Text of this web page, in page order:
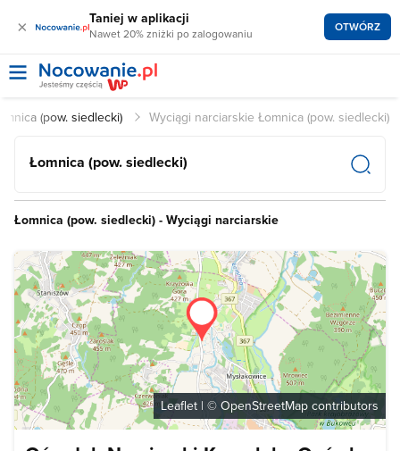
× Taniej w aplikacji
Nawet 20% zniżki po zalogowaniu OTWÓRZ
(pow. siedlecki) Wyciągi narciarskie Łomnica (pow. siedlecki)
Łomnica (pow. siedlecki)
Łomnica (pow. siedlecki) - Wyciągi narciarskie
Leaflet | © OpenStreetMap contributors